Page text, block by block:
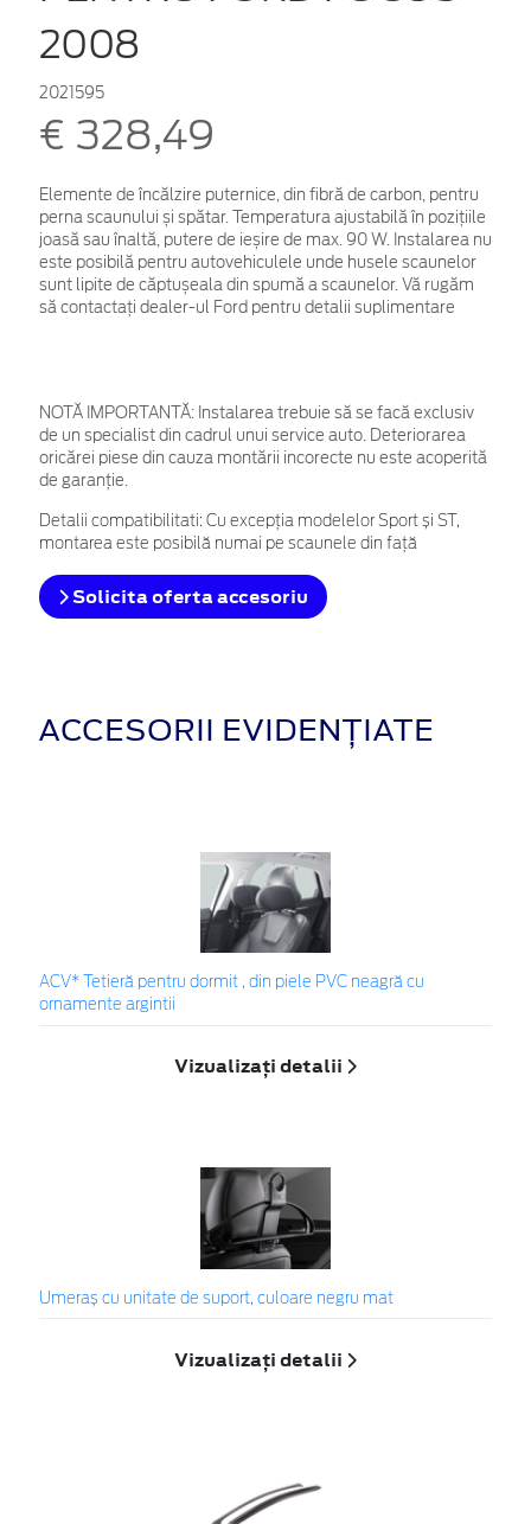
2008
2021595
€ 328,49
Elemente de încălzire puternice, din fibră de carbon, pentru
perna scaunului și spătar. Temperatura ajustabilă în pozițiile
joasă sau înaltă, putere de ieșire de max. 90 W. Instalarea nu
este posibilă pentru autovehiculele unde husele scaunelor
sunt lipite de căptușeala din spumă a scaunelor. Vă rugăm
să contactați dealer-ul Ford pentru detalii suplimentare
NOTĂ IMPORTANTĂ: Instalarea trebuie să se facă exclusiv
de un specialist din cadrul unui service auto. Deteriorarea
oricărei piese din cauza montării incorecte nu este acoperită
de garanţie.
Detalii compatibilitati: Cu excepția modelelor Sport și ST,
montarea este posibilă numai pe scaunele din față
Solicita oferta accesoriu
ACCESORII EVIDENȚIATE
ACV* Tetieră pentru dormit , din piele PVC neagră cu
ornamente argintii
Vizualizați detalii
Umeraș cu unitate de suport, culoare negru mat
Vizualizați detalii